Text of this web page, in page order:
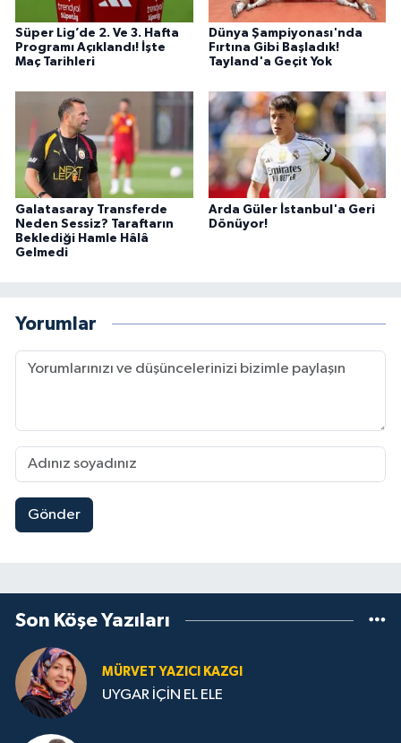
Süper Lig’de 2. Ve 3. Hafta
Programı Açıklandı! İşte
Maç Tarihleri
Dünya Şampiyonası'nda
Fırtına Gibi Başladık!
Tayland'a Geçit Yok
Galatasaray Transferde
Neden Sessiz? Taraftarın
Beklediği Hamle Hâlâ
Gelmedi
Arda Güler İstanbul'a Geri
Dönüyor!
Yorumlar
Gönder
Son Köşe Yazıları
MÜRVET YAZICI KAZGI
UYGAR İÇİN EL ELE